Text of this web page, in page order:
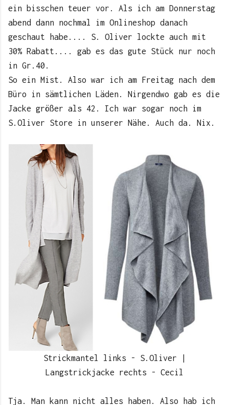
ein bisschen teuer vor. Als ich am Donnerstag
abend dann nochmal im Onlineshop danach
geschaut habe.... S. Oliver lockte auch mit
30% Rabatt.... gab es das gute Stück nur noch
in Gr.40.
So ein Mist. Also war ich am Freitag nach dem
Büro in sämtlichen Läden. Nirgendwo gab es die
Jacke größer als 42. Ich war sogar noch im
S.Oliver Store in unserer Nähe. Auch da. Nix.
Strickmantel links - S.Oliver |
Langstrickjacke rechts - Cecil
Tja. Man kann nicht alles haben. Also hab ich